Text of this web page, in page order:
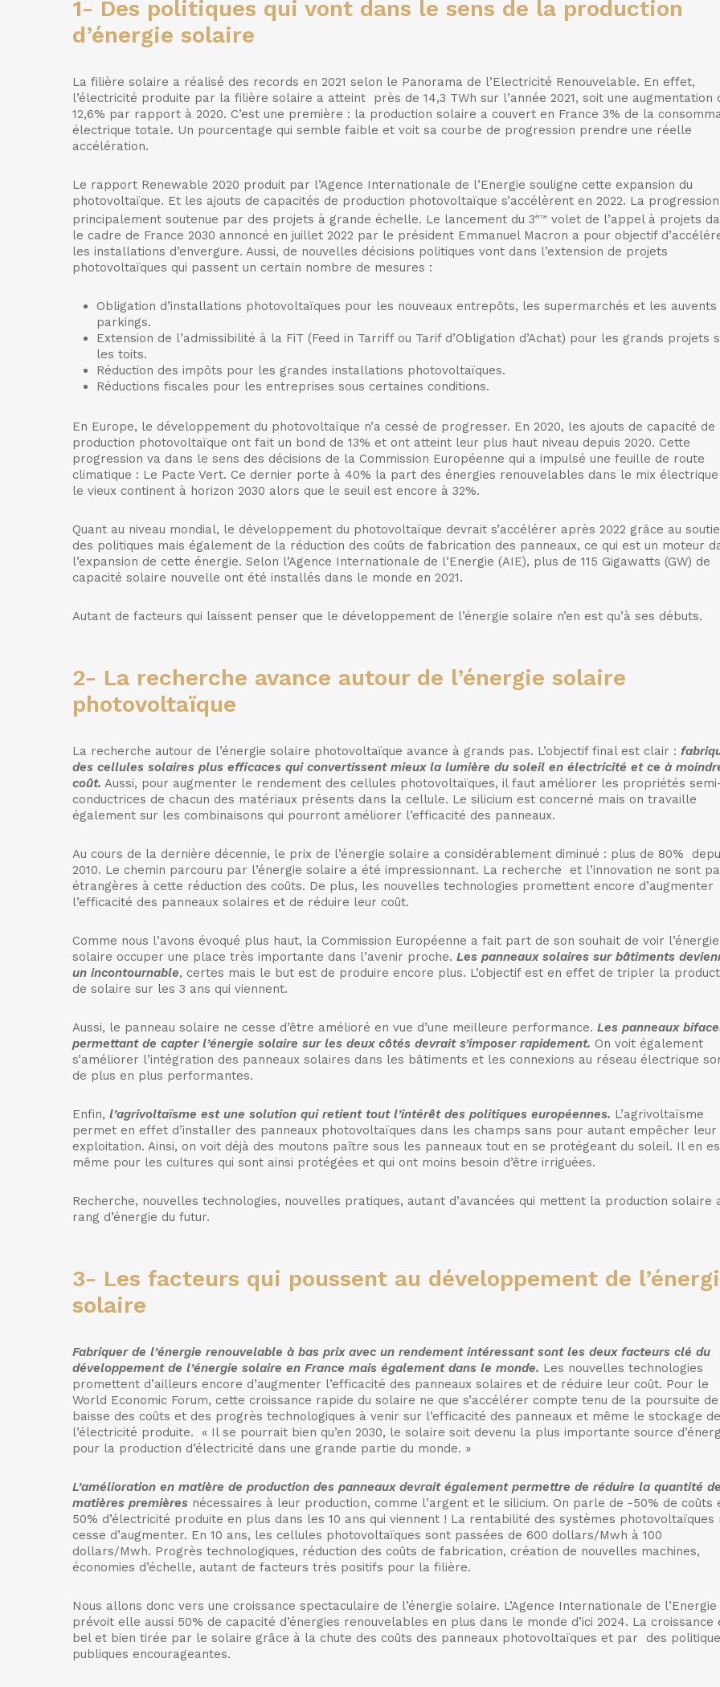
1- Des politiques qui vont dans le sens de la production
d’énergie solaire
La filière solaire a réalisé des records en 2021 selon le Panorama de l’Electricité Renouvelable. En effet,
l’électricité produite par la filière solaire a atteint près de 14,3 TWh sur l’année 2021, soit une augmentation
12,6% par rapport à 2020. C’est une première : la production solaire a couvert en France 3% de la
électrique totale. Un pourcentage qui semble faible et voit sa courbe de progression prendre une réelle
accélération.
Le rapport Renewable 2020 produit par l’Agence Internationale de l’Energie souligne cette expansion du
photovoltaïque. Et les ajouts de capacités de production photovoltaïque s’accélèrent en 2022. La
principalement soutenue par des projets à grande échelle. Le lancement du 3ème volet de l’appel à projets
le cadre de France 2030 annoncé en juillet 2022 par le président Emmanuel Macron a pour objectif
les installations d’envergure. Aussi, de nouvelles décisions politiques vont dans l’extension de projets
photovoltaïques qui passent un certain nombre de mesures :
Obligation d’installations photovoltaïques pour les nouveaux entrepôts, les supermarchés et les auvents
parkings.
Extension de l’admissibilité à la FiT (Feed in Tarriff ou Tarif d’Obligation d’Achat) pour les grands projets
les toits.
Réduction des impôts pour les grandes installations photovoltaïques.
Réductions fiscales pour les entreprises sous certaines conditions.
En Europe, le développement du photovoltaïque n’a cessé de progresser. En 2020, les ajouts de capacité de
production photovoltaïque ont fait un bond de 13% et ont atteint leur plus haut niveau depuis 2020. Cette
progression va dans le sens des décisions de la Commission Européenne qui a impulsé une feuille de route
climatique : Le Pacte Vert. Ce dernier porte à 40% la part des énergies renouvelables dans le mix
le vieux continent à horizon 2030 alors que le seuil est encore à 32%.
Quant au niveau mondial, le développement du photovoltaïque devrait s’accélérer après 2022 grâce au
des politiques mais également de la réduction des coûts de fabrication des panneaux, ce qui est un moteur
l’expansion de cette énergie. Selon l’Agence Internationale de l’Energie (AIE), plus de 115 Gigawatts (GW) de
capacité solaire nouvelle ont été installés dans le monde en 2021.
Autant de facteurs qui laissent penser que le développement de l’énergie solaire n’en est qu’à ses débuts.
2- La recherche avance autour de l’énergie solaire
photovoltaïque
La recherche autour de l’énergie solaire photovoltaïque avance à grands pas. L’objectif final est clair :
des cellules solaires plus efficaces qui convertissent mieux la lumière du soleil en électricité et ce à
coût. Aussi, pour augmenter le rendement des cellules photovoltaïques, il faut améliorer les propriétés
conductrices de chacun des matériaux présents dans la cellule. Le silicium est concerné mais on travaille
également sur les combinaisons qui pourront améliorer l’efficacité des panneaux.
Au cours de la dernière décennie, le prix de l’énergie solaire a considérablement diminué : plus de 80%
2010. Le chemin parcouru par l’énergie solaire a été impressionnant. La recherche et l’innovation ne sont
étrangères à cette réduction des coûts. De plus, les nouvelles technologies promettent encore d’augmenter
l’efficacité des panneaux solaires et de réduire leur coût.
Comme nous l’avons évoqué plus haut, la Commission Européenne a fait part de son souhait de voir l’énergie
solaire occuper une place très importante dans l’avenir proche.Les panneaux solaires sur bâtiments
un incontournable, certes mais le but est de produire encore plus. L’objectif est en effet de tripler la
de solaire sur les 3 ans qui viennent.
Aussi, le panneau solaire ne cesse d’être amélioré en vue d’une meilleure performance.Les panneaux
permettant de capter l’énergie solaire sur les deux côtés devrait s’imposer rapidement. On voit également
s’améliorer l’intégration des panneaux solaires dans les bâtiments et les connexions au réseau électrique
de plus en plus performantes.
Enfin,l’agrivoltaïsme est une solution qui retient tout l’intérêt des politiques européennes. L’agrivoltaïsme
permet en effet d’installer des panneaux photovoltaïques dans les champs sans pour autant empêcher leur
exploitation. Ainsi, on voit déjà des moutons paître sous les panneaux tout en se protégeant du soleil. Il en
même pour les cultures qui sont ainsi protégées et qui ont moins besoin d’être irriguées.
Recherche, nouvelles technologies, nouvelles pratiques, autant d’avancées qui mettent la production solaire
rang d’énergie du futur.
3- Les facteurs qui poussent au développement de
solaire
Fabriquer de l’énergie renouvelable à bas prix avec un rendement intéressant sont les deux facteurs clé du
développement de l’énergie solaire en France mais également dans le monde. Les nouvelles technologies
promettent d’ailleurs encore d’augmenter l’efficacité des panneaux solaires et de réduire leur coût. Pour le
World Economic Forum, cette croissance rapide du solaire ne que s’accélérer compte tenu de la poursuite
baisse des coûts et des progrès technologiques à venir sur l’efficacité des panneaux et même le stockage de
l’électricité produite. « Il se pourrait bien qu’en 2030, le solaire soit devenu la plus importante source
pour la production d’électricité dans une grande partie du monde. »
L’amélioration en matière de production des panneaux devrait également permettre de réduire la quantité
matières premières nécessaires à leur production, comme l’argent et le silicium. On parle de -50% de coûts
50% d’électricité produite en plus dans les 10 ans qui viennent ! La rentabilité des systèmes photovoltaïques
cesse d’augmenter. En 10 ans, les cellules photovoltaïques sont passées de 600 dollars/Mwh à 100
dollars/Mwh. Progrès technologiques, réduction des coûts de fabrication, création de nouvelles machines,
économies d’échelle, autant de facteurs très positifs pour la filière.
Nous allons donc vers une croissance spectaculaire de l’énergie solaire. L’Agence Internationale de l’Energie
prévoit elle aussi 50% de capacité d’énergies renouvelables en plus dans le monde d’ici 2024. La croissance
bel et bien tirée par le solaire grâce à la chute des coûts des panneaux photovoltaïques et par des
publiques encourageantes.